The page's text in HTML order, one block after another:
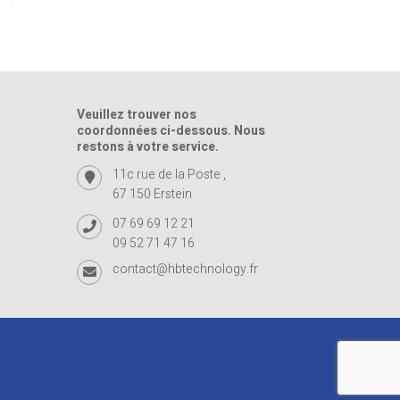
Veuillez trouver nos
coordonnées ci-dessous. Nous
restons à votre service.
11c rue de la Poste ,
67 150 Erstein
07 69 69 12 21
09 52 71 47 16
contact@hbtechnology.fr